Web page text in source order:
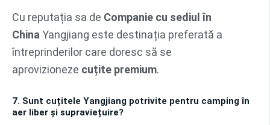
Cu reputația sa de Companie cu sediul în
ChinaYangjiang este destinația preferată a
întreprinderilor care doresc să se
aprovizioneze cuțite premium.
7. Sunt cuțitele Yangjiang potrivite pentru camping în
aer liber și supraviețuire?